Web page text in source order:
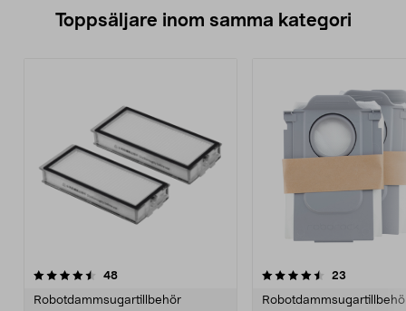
Toppsäljare inom samma kategori
48recensioner
Robotdammsugartillbehör
4.5 av 5 stjärnor 23
3.0 av 5 stjärnor